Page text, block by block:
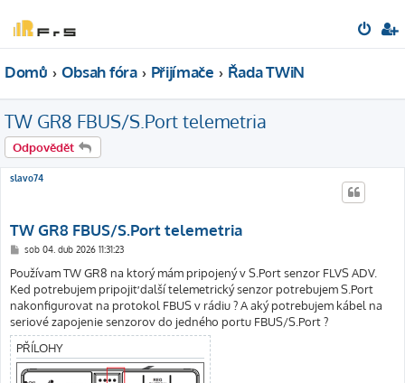
Domů Obsah fóra Přijímače Řada TWiN
TW GR8 FBUS/S.Port telemetria
Odpovědět
slavo74
TW GR8 FBUS/S.Port telemetria
P
í
s
p
ě
v
e
k
sob 04. dub 2026 11:31:23
Používam TW GR8 na ktorý mám pripojený v S.Port senzor FLVS ADV.
Ked potrebujem pripojiť další telemetrický senzor potrebujem S.Port
nakonfigurovat na protokol FBUS v rádiu ? A aký potrebujem kábel na
seriové zapojenie senzorov do jedného portu FBUS/S.Port ?
PŘÍLOHY